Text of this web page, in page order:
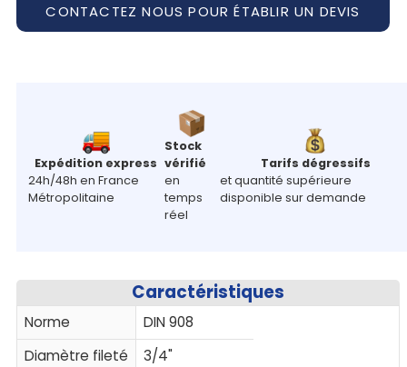
CONTACTEZ NOUS POUR ÉTABLIR UN DEVIS
Expédition express
24h/48h en France
Métropolitaine
Stock
vérifié
en
temps
réel
Tarifs dégressifs
et quantité supérieure
disponible sur demande
Caractéristiques
Norme
DIN 908
Diamètre fileté
3/4"